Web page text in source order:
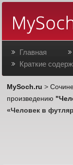
Главная
Краткие
MySoch.ru >
произведению
«Человек в